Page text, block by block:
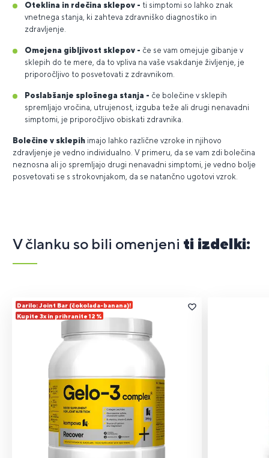
Oteklina in rdečina sklepov - ti simptomi so lahko znak
vnetnega stanja, ki zahteva zdravniško diagnostiko in
zdravljenje.
Omejena gibljivost sklepov - če se vam omejuje gibanje v
sklepih do te mere, da to vpliva na vaše vsakdanje življenje, je
priporočljivo to posvetovati z zdravnikom.
Poslabšanje splošnega stanja - če bolečine v sklepih
spremljajo vročina, utrujenost, izguba teže ali drugi nenavadni
simptomi, je priporočljivo obiskati zdravnika.
Bolečine v sklepih imajo lahko različne vzroke in njihovo
zdravljenje je vedno individualno. V primeru, da se vam zdi bolečina
neznosna ali jo spremljajo drugi nenavadni simptomi, je vedno bolje
posvetovati se s strokovnjakom, da se natančno ugotovi vzrok.
V članku so bili omenjeni ti izdelki:
Darilo: Joint Bar (čokolada-banana)!
Kupite 3x in prihranite 12 %